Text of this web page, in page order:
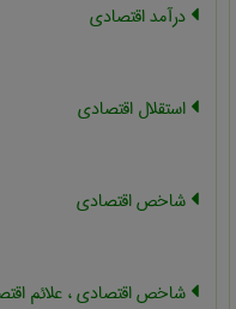
درآمد اقتصادی
استقلال اقتصادی
شاخص اقتصادی
شاخص اقتصادی ، علائم